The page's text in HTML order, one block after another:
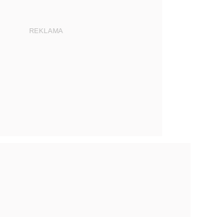
REKLAMA